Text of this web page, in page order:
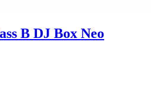
B DJ Box Neo